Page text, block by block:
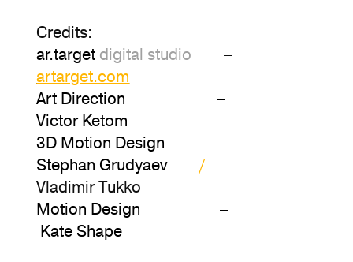
Credits:
ar.target digital studio –
artarget.com
Art Direction –
Victor Ketom
3D Motion Design –
Stephan Grudyaev /
Vladimir Tukko
Motion Design –
Kate Shape